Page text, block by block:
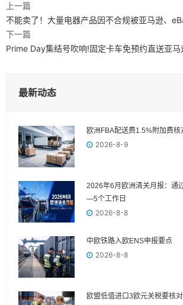
上一篇
不能卖了！大量电器产品因不合规被亚马逊、
下一篇
Prime Day集结号吹响!固定卡车免预约直送亚马
最新动态
欧洲FBA配送费1.5%附加费核
2026-8-9
2026年6月欧洲清关月报：通
—5个工作日
2026-8-8
中欧铁路入欧ENS申报要点
2026-8-8
欧盟低值进口3欧元关税要核